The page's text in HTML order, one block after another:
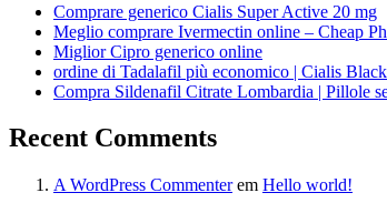
Comprare generico Cialis Super Active 20 mg
Meglio comprare Ivermectin online – Cheap
Miglior Cipro generico online
ordine di Tadalafil più economico | Cialis
Compra Sildenafil Citrate Lombardia | Pillole
Recent Comments
A WordPress Commenterem Hello world!